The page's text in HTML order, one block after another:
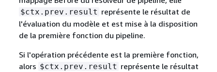
$ctx.prev.result représente le résultat de
l'évaluation du modèle et est mise à la disposition
de la première fonction du pipeline.
Si l'opération précédente est la première fonction,
alors $ctx.prev.result représente le résultat